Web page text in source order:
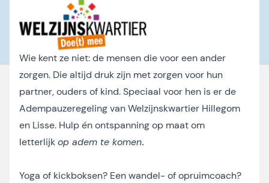
Wie kent ze niet: de mensen die voor een ander
zorgen. Die altijd druk zijn met zorgen voor hun
partner, ouders of kind. Speciaal voor hen is er de
Adempauzeregeling van Welzijnskwartier Hillegom
en Lisse. Hulp én ontspanning op maat om
letterlijkop adem te komen.
Yoga of kickboksen? Een wandel- of opruimcoach?